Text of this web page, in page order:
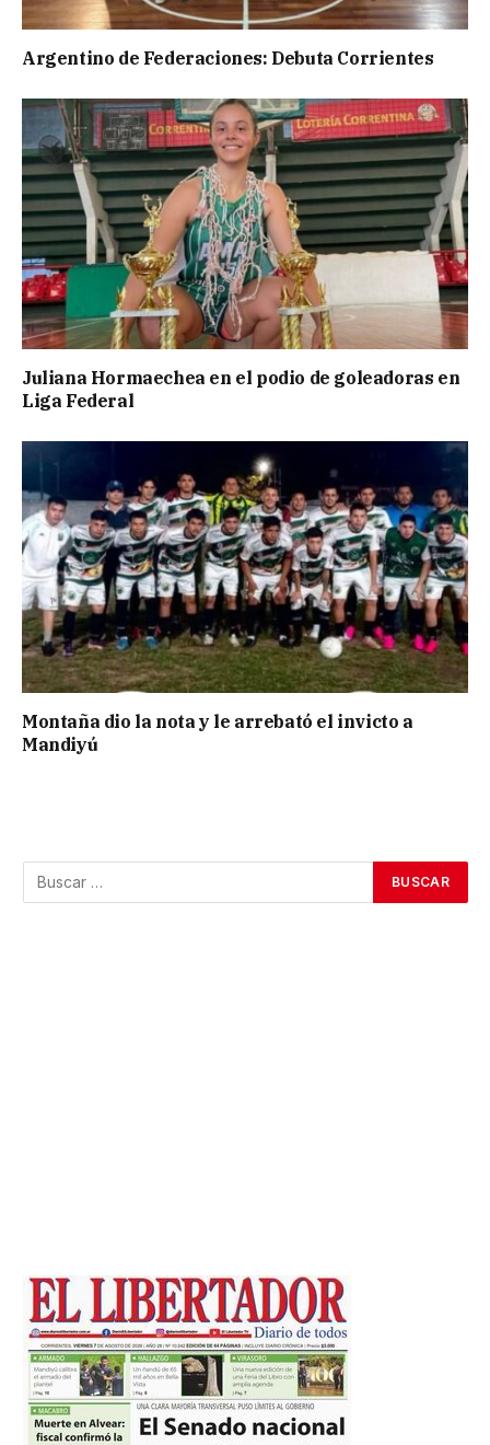
Argentino de Federaciones: Debuta Corrientes
Juliana Hormaechea en el podio de goleadoras en
Liga Federal
Montaña dio la nota y le arrebató el invicto a
Mandiyú